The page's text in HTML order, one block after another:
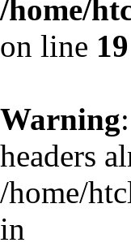
/home/
on line 19
Warning
headers
/home/
in